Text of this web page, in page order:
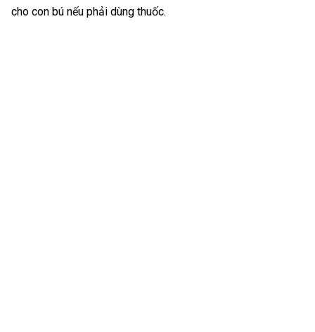
cho con bú nếu phải dùng thuốc.